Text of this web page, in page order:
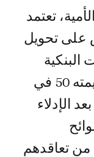
تعتمد
تحويل
البنكية
للجمعيات عبر أشطر، الأول قيمته 50 في
الإدلاء
من تعاقدهم